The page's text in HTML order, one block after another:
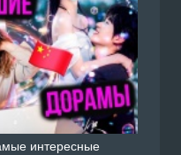
интересные